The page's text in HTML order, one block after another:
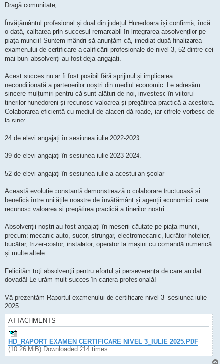
s
Dragă comunitate,
Învățământul profesional și dual din județul Hunedoara își confirmă, încă
o dată, calitatea prin succesul remarcabil în integrarea absolvenților pe
piața muncii! Suntem mândri să anunțăm că, imediat după finalizarea
examenului de certificare a calificării profesionale de nivel 3, 52 dintre cei
mai buni absolvenți au fost deja angajați.
Acest succes nu ar fi fost posibil fără sprijinul și implicarea
necondiționată a partenerilor noștri din mediul economic. Le adresăm
sincere mulțumiri pentru că sunt alături de noi, investesc în viitorul
tinerilor hunedoreni și recunosc valoarea și pregătirea practică a acestora.
Colaborarea eficientă cu mediul de afaceri dă roade, iar cifrele vorbesc de
la sine:
24 de elevi angajați în sesiunea iulie 2022-2023.
39 de elevi angajați în sesiunea iulie 2023-2024.
52 de elevi angajați în sesiunea iulie a acestui an școlar!
Această evoluție constantă demonstrează o colaborare fructuoasă și
benefică între unitățile noastre de învățământ și agenții economici, care
recunosc valoarea și pregătirea practică a tinerilor noștri.
Absolvenții noștri au fost angajați în meserii căutate pe piața muncii,
precum: mecanic auto, sudor, strungar, electromecanic, lucrător hotelier,
bucătar, frizer-coafor, instalator, operator la mașini cu comandă numerică
și multe altele.
Felicităm toți absolvenții pentru efortul și perseverența de care au dat
dovadă! Le urăm mult succes în cariera profesională!
Vă prezentăm Raportul examenului de certificare nivel 3, sesiunea iulie
2025
ATTACHMENTS
HD_RAPORT EXAMEN CERTIFICARE NIVEL 3_IULIE 2025.PDF
(10.26 MiB) Downloaded 214 times